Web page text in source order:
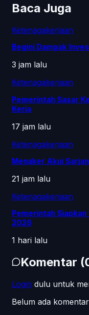
Baca Juga
Ketenagakerjaan
Begini Dampak
3 jam lalu
Ketenagakerjaan
Pemerintah Sasar
Kerja
17 jam lalu
Ketenagakerjaan
Menaker Akui
21 jam lalu
Ketenagakerjaan
Pemerintah Siapkan
2026
1 hari lalu
Komentar (
Login dulu untuk
Belum ada